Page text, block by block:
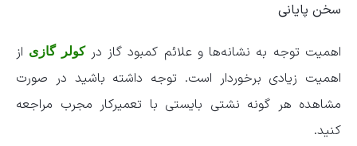
سخن پایانی
اهمیت توجه به نشانه‌ها و علائم کمبود گاز درکولر گازی از
اهمیت زیادی برخوردار است. توجه داشته باشید در صورت
مشاهده هر گونه نشتی بایستی با تعمیرکار مجرب مراجعه
کنید.